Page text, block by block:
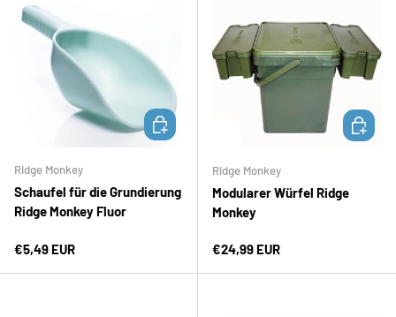
Ridge Monkey
Schaufel für die Grundierung
Ridge Monkey Fluor
Normaler Preis
€5,49 EUR
IN DEN WARENKORB
Ridge Monkey
Modularer Würfel Ridge
Monkey
Normaler Preis
€24,99 EUR
IN DEN